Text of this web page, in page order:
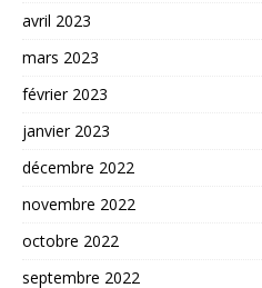
avril 2023
mars 2023
février 2023
janvier 2023
décembre 2022
novembre 2022
octobre 2022
septembre 2022